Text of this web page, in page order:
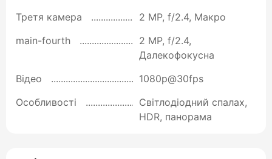
Третя камера
2 MP, f/2.4, Макро
main-fourth
2 MP, f/2.4,
Далекофокусна
Відео
1080p@30fps
Особливості
Світлодіодний спалах,
HDR, панорама